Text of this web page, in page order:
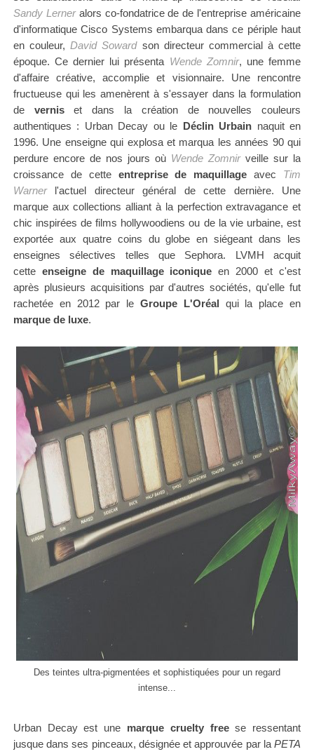
Sandy Lerneralors co-fondatrice de de l'entreprise américaine
d'informatique Cisco Systems embarqua dans ce périple haut
en couleur,David Sowardson directeur commercial à cette
époque. Ce dernier lui présenta Wende Zomnir, une femme
d'affaire créative, accomplie et visionnaire. Une rencontre
fructueuse qui les amenèrent à s'essayer dans la formulation
de verniset dans la création de nouvelles couleurs
authentiques : Urban Decay ou le Déclin Urbain naquit en
1996. Une enseigne qui explosa et marqua les années 90 qui
perdure encore de nos jours où Wende Zomnirveille sur la
croissance de cette entreprise de maquillage avec Tim
Warnerl'actuel directeur général de cette dernière. Une
marque aux collections alliant à la perfection extravagance et
chic inspirées de films hollywoodiens ou de la vie urbaine, est
exportée aux quatre coins du globe en siégeant dans les
enseignes sélectives telles que Sephora. LVMH acquit
cette enseigne de maquillage iconique en 2000 et c'est
après plusieurs acquisitions par d'autres sociétés, qu'elle fut
rachetée en 2012par leGroupe L'Oréal qui la place en
marque de luxe.
Des teintes ultra-pigmentées et sophistiquées pour un regard
intense...
Urban Decay est une marque cruelty freese ressentant
jusque dans ses pinceaux, désignée et approuvée par laPETA